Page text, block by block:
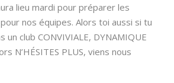
lieu mardi pour préparer les
nos équipes. Alors toi aussi si tu
un club CONVIVIALE, DYNAMIQUE
N’HÉSITES PLUS, viens nous